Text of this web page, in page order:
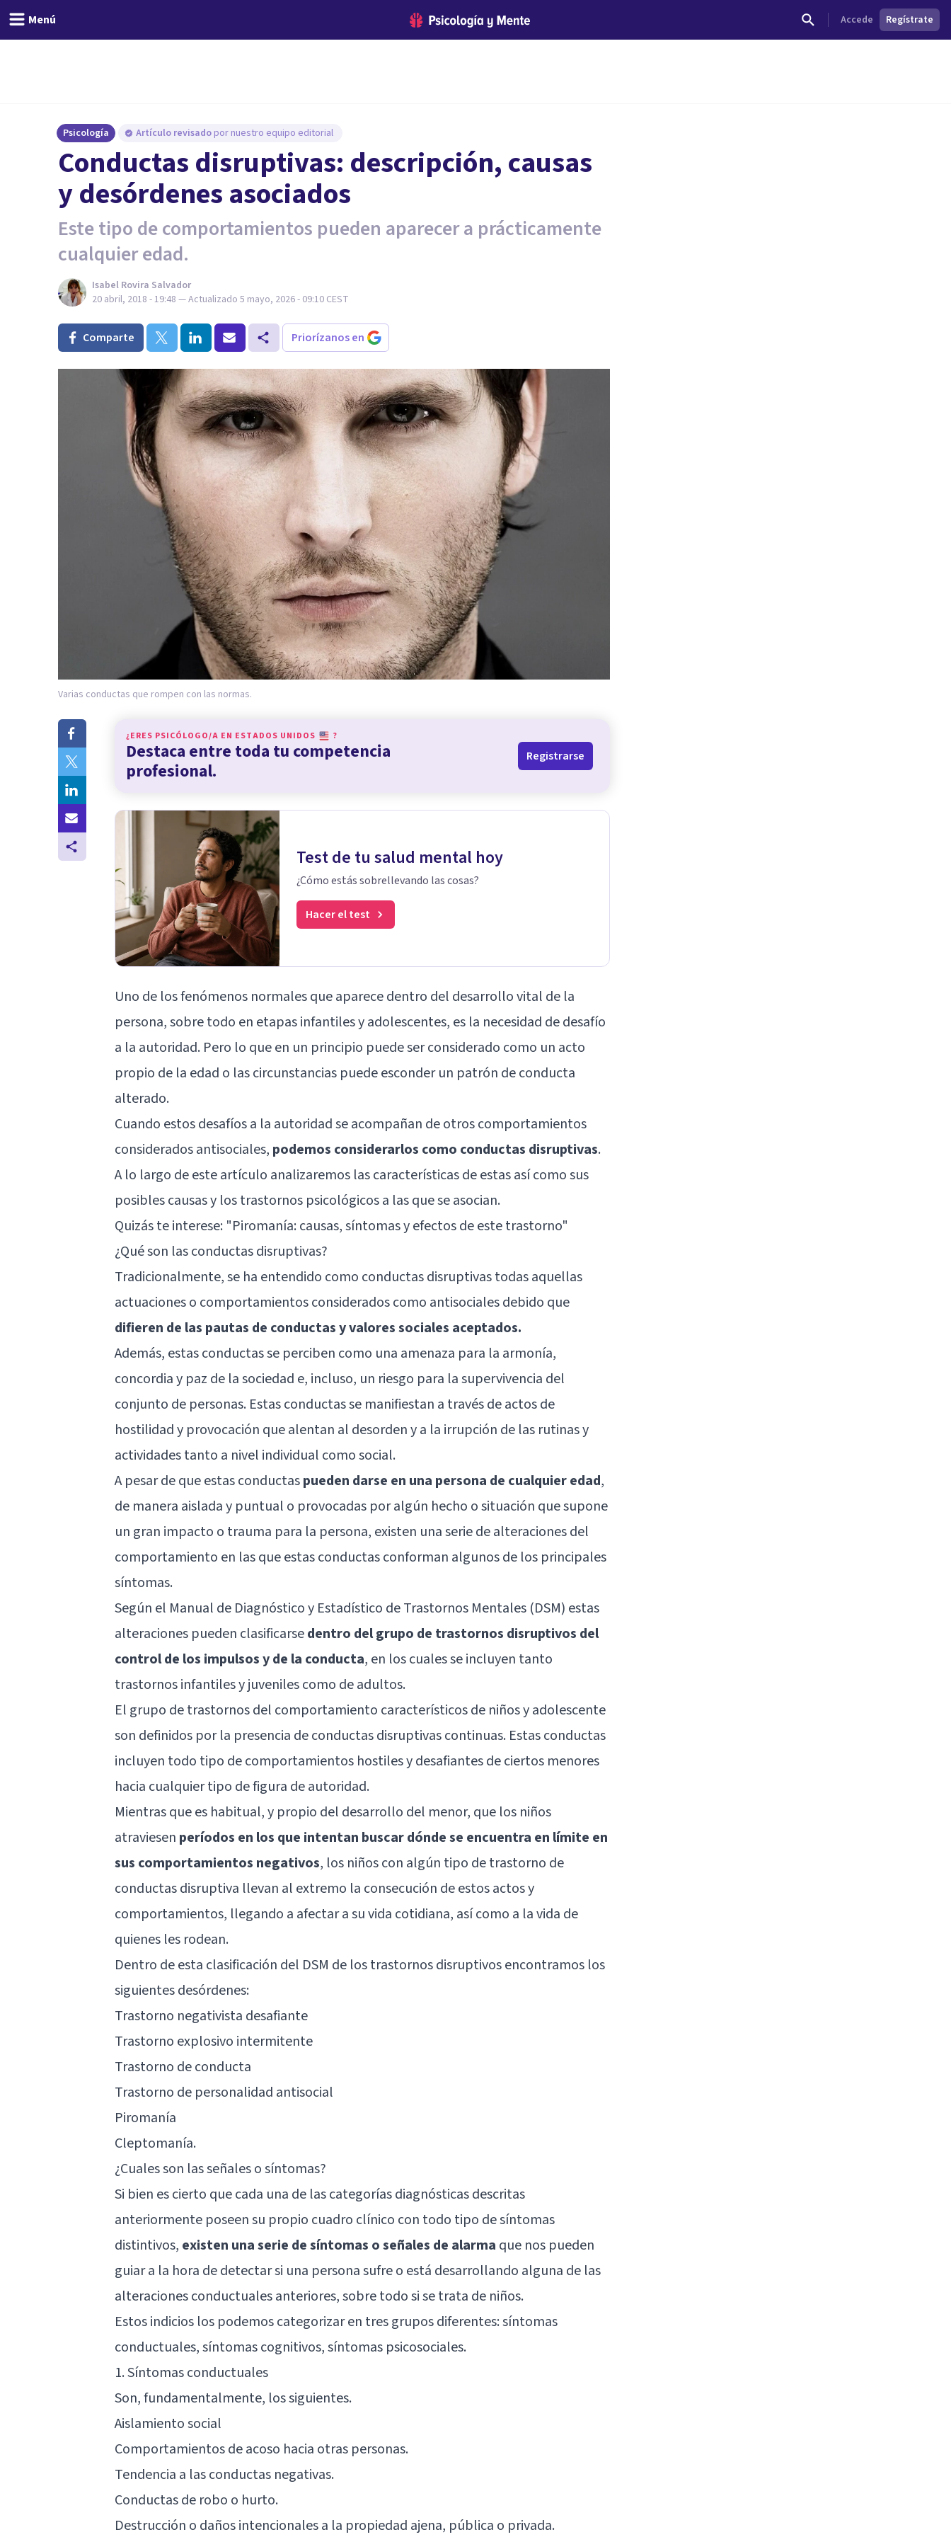
Menú Accede Regístrate
Psicología Artículo revisado por nuestro equipo editorial
Conductas disruptivas: descripción, causas
y desórdenes asociados
Este tipo de comportamientos pueden aparecer a prácticamente
cualquier edad.
Isabel Rovira Salvador
20 abril, 2018 - 19:48 — Actualizado 5 mayo, 2026 - 09:10 CEST
Comparte Priorízanos en
Varias conductas que rompen con las normas.
¿ERES PSICÓLOGO/A EN ESTADOS UNIDOS ?
Destaca entre toda tu competencia
profesional.
Registrarse
Test de tu salud mental hoy
¿Cómo estás sobrellevando las cosas?
Hacer el test
Uno de los fenómenos normales que aparece dentro del desarrollo vital de la
persona, sobre todo en etapas infantiles y adolescentes, es la necesidad de desafío
a la autoridad. Pero lo que en un principio puede ser considerado como un acto
propio de la edad o las circunstancias puede esconder un patrón de conducta
alterado.
Cuando estos desafíos a la autoridad se acompañan de otros comportamientos
considerados antisociales, podemos considerarlos como conductas disruptivas.
A lo largo de este artículo analizaremos las características de estas así como sus
posibles causas y los trastornos psicológicos a las que se asocian.
Quizás te interese: "Piromanía: causas, síntomas y efectos de este trastorno"
¿Qué son las conductas disruptivas?
Tradicionalmente, se ha entendido como conductas disruptivas todas aquellas
actuaciones o comportamientos considerados como antisociales debido que
difieren de las pautas de conductas y valores sociales aceptados.
Además, estas conductas se perciben como una amenaza para la armonía,
concordia y paz de la sociedad e, incluso, un riesgo para la supervivencia del
conjunto de personas. Estas conductas se manifiestan a través de actos de
hostilidad y provocación que alentan al desorden y a la irrupción de las rutinas y
actividades tanto a nivel individual como social.
A pesar de que estas conductaspueden darse en una persona de cualquier edad,
de manera aislada y puntual o provocadas por algún hecho o situación que supone
un gran impacto o trauma para la persona, existen una serie de alteraciones del
comportamiento en las que estas conductas conforman algunos de los principales
síntomas.
Según el Manual de Diagnóstico y Estadístico de Trastornos Mentales (DSM) estas
alteraciones pueden clasificarsedentro del grupo de trastornos disruptivos del
control de los impulsos y de la conducta, en los cuales se incluyen tanto
trastornos infantiles y juveniles como de adultos.
El grupo de trastornos del comportamiento característicos de niños y adolescente
son definidos por la presencia de conductas disruptivas continuas. Estas conductas
incluyen todo tipo de comportamientos hostiles y desafiantes de ciertos menores
hacia cualquier tipo de figura de autoridad.
Mientras que es habitual, y propio del desarrollo del menor, que los niños
atraviesen períodos en los que intentan buscar dónde se encuentra en límite en
sus comportamientos negativos, los niños con algún tipo de trastorno de
conductas disruptiva llevan al extremo la consecución de estos actos y
comportamientos, llegando a afectar a su vida cotidiana, así como a la vida de
quienes les rodean.
Dentro de esta clasificación del DSM de los trastornos disruptivos encontramos los
siguientes desórdenes:
Trastorno negativista desafiante
Trastorno explosivo intermitente
Trastorno de conducta
Trastorno de personalidad antisocial
Piromanía
Cleptomanía.
¿Cuales son las señales o síntomas?
Si bien es cierto que cada una de las categorías diagnósticas descritas
anteriormente poseen su propio cuadro clínico con todo tipo de síntomas
distintivos, existen una serie de síntomas o señales de alarma que nos pueden
guiar a la hora de detectar si una persona sufre o está desarrollando alguna de las
alteraciones conductuales anteriores, sobre todo si se trata de niños.
Estos indicios los podemos categorizar en tres grupos diferentes: síntomas
conductuales, síntomas cognitivos, síntomas psicosociales.
1. Síntomas conductuales
Son, fundamentalmente, los siguientes.
Aislamiento social
Comportamientos de acoso hacia otras personas.
Tendencia a las conductas negativas.
Conductas de robo o hurto.
Destrucción o daños intencionales a la propiedad ajena, pública o privada.